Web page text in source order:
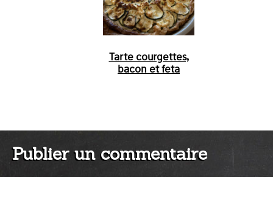
Tarte courgettes,
bacon et feta
Publier un commentaire